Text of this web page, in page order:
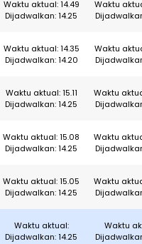
Waktu aktual: 14.49
Dijadwalkan: 14.25
Waktu
Waktu aktual: 14.35
Dijadwalkan: 14.20
Waktu
Waktu aktual: 15.11
Dijadwalkan: 14.25
Waktu
Waktu aktual: 15.08
Dijadwalkan: 14.25
Waktu
Waktu aktual: 15.05
Dijadwalkan: 14.25
Waktu
Waktu aktual:
Dijadwalkan: 14.25
Waktu